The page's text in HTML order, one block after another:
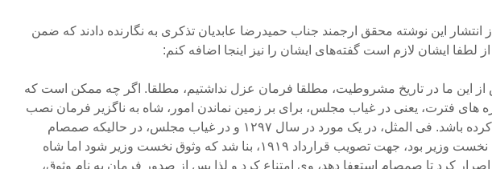
انتشار این نوشته محقق ارجمند جناب حمیدرضا عابدیان تذکری به نگارنده دادند که ضمن
لطفا ایشان لازم است گفته‌های ایشان را نیز اینجا اضافه کنم:
از این ما در تاریخ مشروطیت، مطلقا فرمان عزل نداشتیم، مطلقا. اگر چه ممکن است که
های فترت، یعنی در غیاب مجلس، برای بر زمین نماندن امور، شاه به ناگزیر فرمان نصب
صادر کرده باشد. فی المثل، در یک مورد در سال ۱۲۹۷ و در غیاب مجلس، در حالیکه صمصام
الدوله نخست وزیر بود، جهت تصویب قرارداد ۱۹۱۹، بنا شد که وثوق نخست وزیر شود اما شاه
کرد تا صمصام استعفا دهد، وی امتناع کرد و لذا پس از صدور فرمان به نام وثوق،